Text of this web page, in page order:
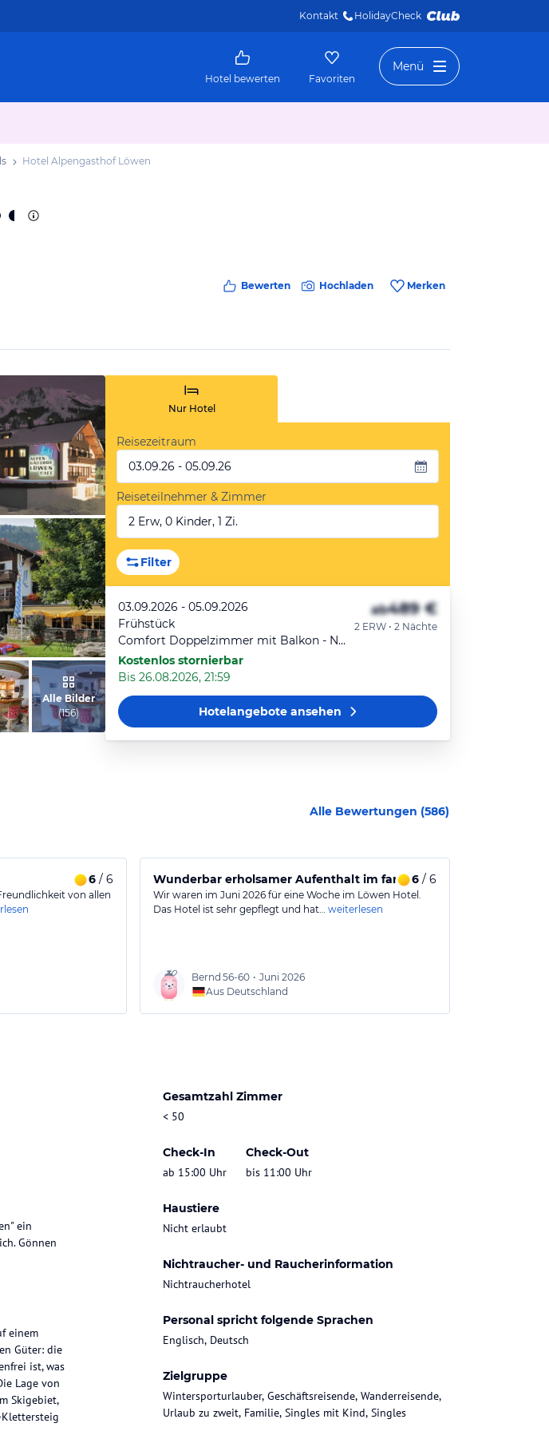
Kontakt HolidayCheck
Hotel bewerten Favoriten
Menü
Hotel Alpengasthof Löwen
Bewerten Hochladen Merken
2015
Alle Bilder
(156)
Nur Hotel
Reisezeitraum
03.09.26 - 05.09.26
Reiseteilnehmer & Zimmer
2 Erw, 0 Kinder, 1 Zi.
Filter
03.09.2026 - 05.09.2026
Frühstück
Comfort Doppelzimmer mit Balkon - Norden
Kostenlos stornierbar
Bis 26.08.2026, 21:59
ab489 €
2 ERW • 2 Nächte
Hotelangeboteansehen
Alle Bewertungen (586)
6/ 6
von allen
Wunderbar erholsamer Aufenthalt im familiengeführten Hotel.
6/ 6
Wir waren im Juni 2026 für eine Woche im Löwen Hotel.
Das Hotel ist sehr gepflegt und hat… weiterlesen
Bernd 56-60 • Juni 2026
Aus Deutschland
Gesamtzahl Zimmer
< 50
Check-In
ab 15:00 Uhr
Check-Out
bis 11:00 Uhr
Haustiere
Nicht erlaubt
Nichtraucher- und Raucherinformation
Nichtraucherhotel
Personal spricht folgende Sprachen
Englisch, Deutsch
Zielgruppe
Wintersporturlauber, Geschäftsreisende, Wanderreisende,
Urlaub zu zweit, Familie, Singles mit Kind, Singles
ein
Gönnen
einem
Güter: die
ist, was
Lage von
Skigebiet,
Klettersteig